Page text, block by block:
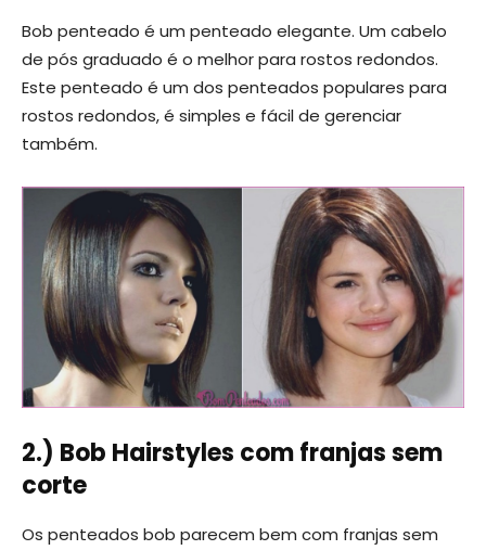
Bob penteado é um penteado elegante. Um cabelo
de pós graduado é o melhor para rostos redondos.
Este penteado é um dos penteados populares para
rostos redondos, é simples e fácil de gerenciar
também.
2.) Bob Hairstyles com franjas sem
corte
Os penteados bob parecem bem com franjas sem